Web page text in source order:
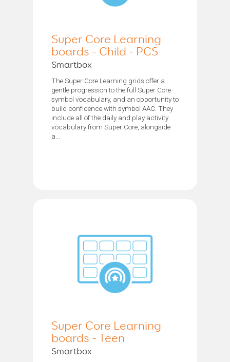
Super Core Learning
boards - Child - PCS
Smartbox
The Super Core Learning grids offer a
gentle progression to the full Super Core
symbol vocabulary, and an opportunity to
build confidence with symbol AAC. They
include all of the daily and play activity
vocabulary from Super Core, alongside
a...
Super Core Learning
boards - Teen
Smartbox